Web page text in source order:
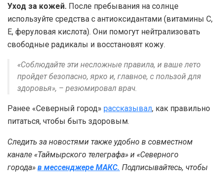
Уход за кожей. После пребывания на солнце
используйте средства с антиоксидантами (витамины С,
Е, феруловая кислота). Они помогут нейтрализовать
свободные радикалы и восстановят кожу.
«Соблюдайте эти несложные правила, и ваше лето
пройдет безопасно, ярко и, главное, с пользой для
здоровья», – резюмировал врач.
Ранее «Северный город» рассказывал, как правильно
питаться, чтобы быть здоровым.
Следить за новостями также удобно в совместном
канале «Таймырского телеграфа» и «Северного
города» в мессенджере МАКС. Подписывайтесь, чтобы